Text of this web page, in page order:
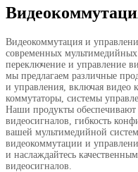
Видеокоммутация и
современных
переключение и управление
мы предлагаем различные
и управления, включая видео
коммутаторы, системы
Наши продукты обеспечивают
видеосигналов, гибкость
вашей мультимедийной
видеокоммутации и
и наслаждайтесь
видеосигналов.